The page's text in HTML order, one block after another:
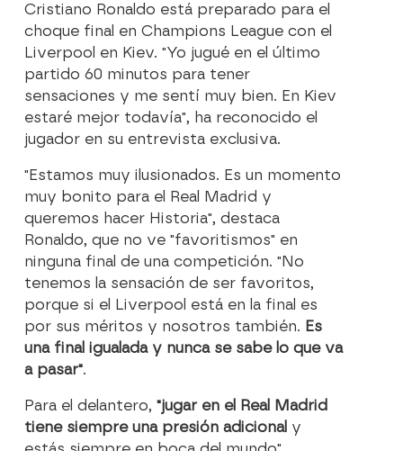
Cristiano Ronaldo está preparado para el
choque final en Champions League con el
Liverpool en Kiev. "Yo jugué en el último
partido 60 minutos para tener
sensaciones y me sentí muy bien. En Kiev
estaré mejor todavía", ha reconocido el
jugador en su entrevista exclusiva.
"Estamos muy ilusionados. Es un momento
muy bonito para el Real Madrid y
queremos hacer Historia", destaca
Ronaldo, que no ve "favoritismos" en
ninguna final de una competición. "No
tenemos la sensación de ser favoritos,
porque si el Liverpool está en la final es
por sus méritos y nosotros también. Es
una final igualada y nunca se sabe lo que va
a pasar".
Para el delantero,"jugar en el Real Madrid
tiene siempre una presión adicional y